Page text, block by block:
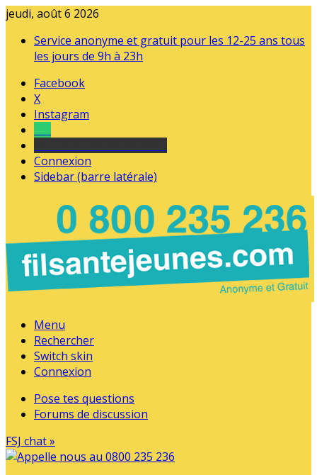
jeudi, août 6 2026
Service anonyme et gratuit pour les 12-25 ans tous
les jours de 9h à 23h
Facebook
X
Instagram
Connexion
Sidebar (barre latérale)
Menu
Rechercher
Switch skin
Connexion
Pose tes questions
Forums de discussion
FSJ chat »